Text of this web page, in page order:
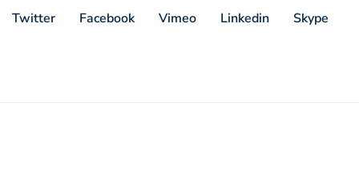
Twitter Facebook Vimeo Linkedin Skype